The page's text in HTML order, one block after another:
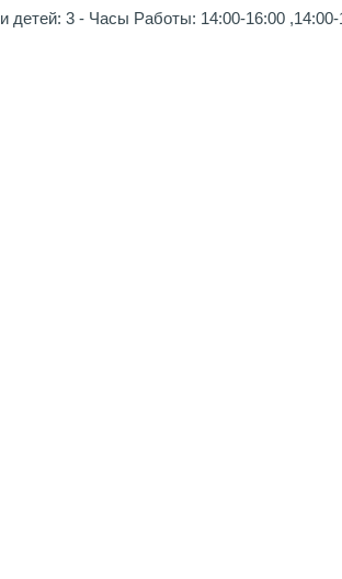
детей: 3 - Часы Работы: 14:00-16:00 ,14:00-